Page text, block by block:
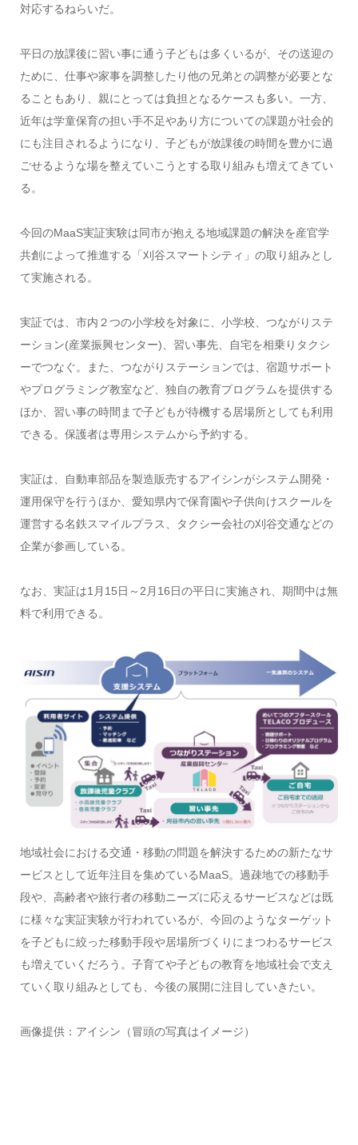
対応するねらいだ。
平日の放課後に習い事に通う子どもは多くいるが、その送迎の
ために、仕事や家事を調整したり他の兄弟との調整が必要とな
ることもあり、親にとっては負担となるケースも多い。一方、
近年は学童保育の担い手不足やあり方についての課題が社会的
にも注目されるようになり、子どもが放課後の時間を豊かに過
ごせるような場を整えていこうとする取り組みも増えてきてい
る。
今回のMaaS実証実験は同市が抱える地域課題の解決を産官学
共創によって推進する「刈谷スマートシティ」の取り組みとし
て実施される。
実証では、市内２つの小学校を対象に、小学校、つながりステ
ーション(産業振興センター)、習い事先、自宅を相乗りタクシ
ーでつなぐ。また、つながりステーションでは、宿題サポート
やプログラミング教室など、独自の教育プログラムを提供する
ほか、習い事の時間まで子どもが待機する居場所としても利用
できる。保護者は専用システムから予約する。
実証は、自動車部品を製造販売するアイシンがシステム開発・
運用保守を行うほか、愛知県内で保育園や子供向けスクールを
運営する名鉄スマイルプラス、タクシー会社の刈谷交通などの
企業が参画している。
なお、実証は1月15日～2月16日の平日に実施され、期間中は無
料で利用できる。
地域社会における交通・移動の問題を解決するための新たなサ
ービスとして近年注目を集めているMaaS。過疎地での移動手
段や、高齢者や旅行者の移動ニーズに応えるサービスなどは既
に様々な実証実験が行われているが、今回のようなターゲット
を子どもに絞った移動手段や居場所づくりにまつわるサービス
も増えていくだろう。子育てや子どもの教育を地域社会で支え
ていく取り組みとしても、今後の展開に注目していきたい。
画像提供：アイシン（冒頭の写真はイメージ）